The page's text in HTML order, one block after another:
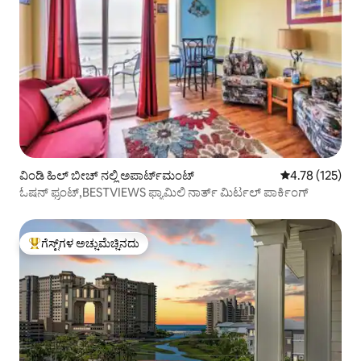
ವಿಂಡಿ ಹಿಲ್ ಬೀಚ್ ನಲ್ಲಿ ಅಪಾರ್ಟ್‌ಮಂಟ್ 5 ರಲ್ಲಿ 4.78
4.78 (125)
ಓಷನ್ ಫ್ರಂಟ್,BESTVIEWS ಫ್ಯಾಮಿಲಿ ನಾರ್ತ್ ಮಿರ್ಟಲ್ ಪಾರ್ಕಿಂಗ್
ಗೆಸ್ಟ್‌ಗಳಿಗೆ ಅತಿ ಹೆಚ್ಚು ಅಚ್ಚುಮೆಚ್ಚಿನದು
ಗೆಸ್ಟ್‌ಗಳ ಅಚ್ಚುಮೆಚ್ಚಿನದು